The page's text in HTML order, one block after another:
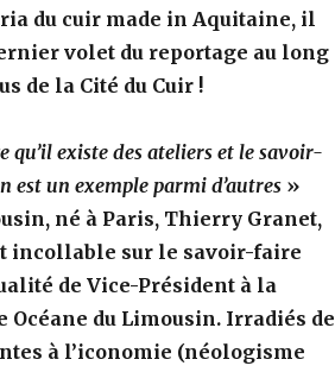
du cuir made in Aquitaine, il
volet du reportage au long
de la Cité du Cuir !
qu’il existe des ateliers et le savoir-
est un exemple parmi d’autres »
né à Paris, Thierry Granet,
incollable sur le savoir-faire
de Vice-Président à la
Océane du Limousin. Irradiés de
à l’iconomie (néologisme